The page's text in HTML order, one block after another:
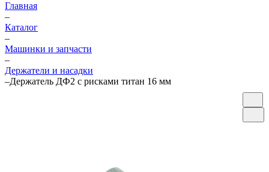
Главная
–
Каталог
–
Машинки и запчасти
–
Держатели и насадки
–Держатель ДФ2 с рисками титан 16 мм